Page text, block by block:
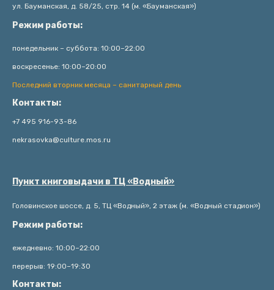
ул. Бауманская, д. 58/25, стр. 14 (м. «Бауманская»)
Режим работы:
понедельник – суббота: 10:00–22:00
воскресенье: 10:00–20:00
Последний вторник месяца – санитарный день
Контакты:
+7 495 916-93-86
nekrasovka@culture.mos.ru
Пункт книговыдачи в ТЦ «Водный»
Головинское шоссе, д. 5, ТЦ «Водный», 2 этаж (м. «Водный стадион»)
Режим работы:
ежедневно: 10:00–22:00
перерыв: 19:00–19:30
Контакты: